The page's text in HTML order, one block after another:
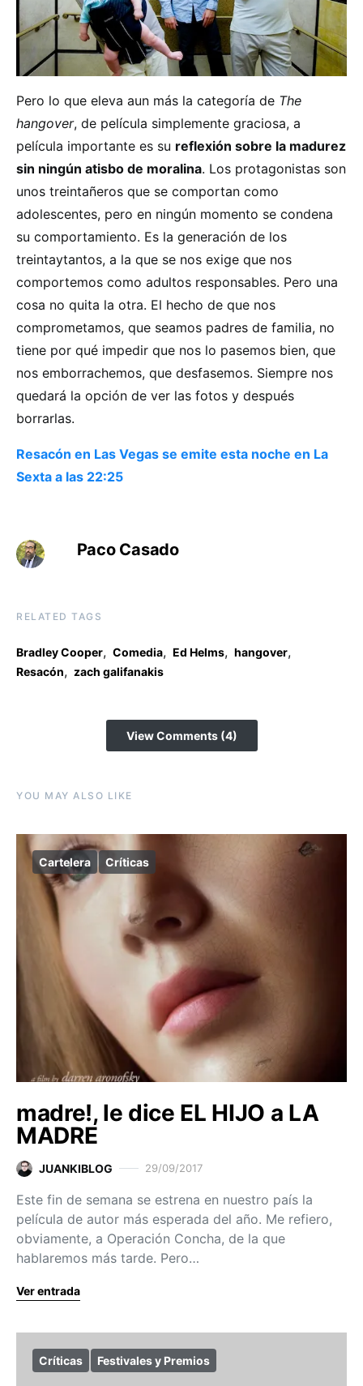
Pero lo que eleva aun más la categoría de The
hangover, de película simplemente graciosa, a
película importante es su reflexión sobre la madurez
sin ningún atisbo de moralina. Los protagonistas son
unos treintañeros que se comportan como
adolescentes, pero en ningún momento se condena
su comportamiento. Es la generación de los
treintaytantos, a la que se nos exige que nos
comportemos como adultos responsables. Pero una
cosa no quita la otra. El hecho de que nos
comprometamos, que seamos padres de familia, no
tiene por qué impedir que nos lo pasemos bien, que
nos emborrachemos, que desfasemos. Siempre nos
quedará la opción de ver las fotos y después
borrarlas.
Resacón en Las Vegas se emite esta noche en La
Sexta a las 22:25
Paco Casado
RELATED TAGS
Bradley Cooper, Comedia, Ed Helms, hangover,
Resacón, zach galifanakis
View Comments (4)
YOU MAY ALSO LIKE
Cartelera Críticas
madre!, le dice EL HIJO a LA
MADRE
JUANKIBLOG 29/09/2017
Este fin de semana se estrena en nuestro país la
película de autor más esperada del año. Me refiero,
obviamente, a Operación Concha, de la que
hablaremos más tarde. Pero…
Ver entrada
Críticas Festivales y Premios